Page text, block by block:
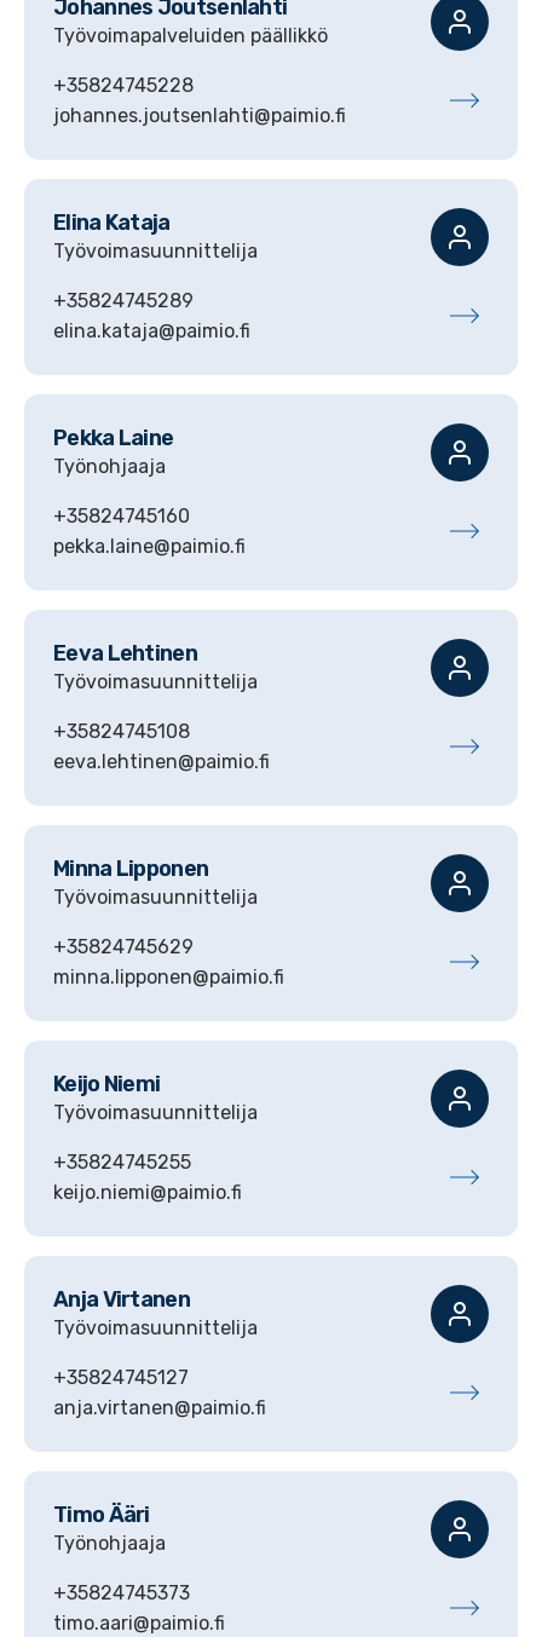
Johannes Joutsenlahti
Työvoimapalveluiden päällikkö
+35824745228
johannes.joutsenlahti@paimio.fi
Elina Kataja
Työvoimasuunnittelija
+35824745289
elina.kataja@paimio.fi
Pekka Laine
Työnohjaaja
+35824745160
pekka.laine@paimio.fi
Eeva Lehtinen
Työvoimasuunnittelija
+35824745108
eeva.lehtinen@paimio.fi
Minna Lipponen
Työvoimasuunnittelija
+35824745629
minna.lipponen@paimio.fi
Keijo Niemi
Työvoimasuunnittelija
+35824745255
keijo.niemi@paimio.fi
AnjaVirtanen
Työvoimasuunnittelija
+35824745127
anja.virtanen@paimio.fi
TimoÄäri
Työnohjaaja
+35824745373
timo.aari@paimio.fi